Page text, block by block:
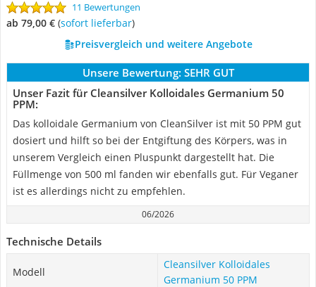
11 Bewertungen
ab 79,00 € ( Sofort lieferbar)
Preisvergleich und weitere Angebote
Unsere Bewertung: SEHR GUT
Unser Fazit für Cleansilver Kolloidales Germanium 50
PPM:
Das kolloidale Germanium von CleanSilver ist mit 50 PPM gut
dosiert und hilft so bei der Entgiftung des Körpers, was in
unserem Vergleich einen Pluspunkt dargestellt hat. Die
Füllmenge von 500 ml fanden wir ebenfalls gut. Für Veganer
ist es allerdings nicht zu empfehlen.
06/2026
Technische Details
Modell
Cleansilver Kolloidales
Germanium 50 PPM